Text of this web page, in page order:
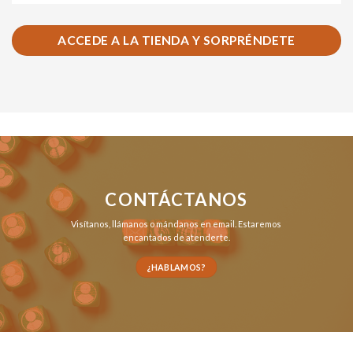
ACCEDE A LA TIENDA Y SORPRÉNDETE
CONTÁCTANOS
Visítanos, llámanosomándanos en email . Estaremos
encantados de atenderte.
¿HABLAMOS?